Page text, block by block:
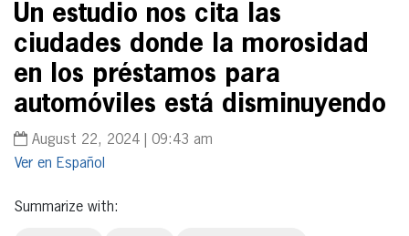
Un estudio nos cita las
ciudades donde la morosidad
en los préstamos para
automóviles está disminuyendo
August 22, 2024 | 09:43 am
Español
Summarize with: